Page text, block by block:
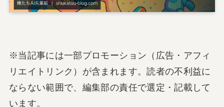
※当記事には一部プロモーション（広告・アフィ
リエイトリンク）が含まれます。読者の不利益に
ならない範囲で、編集部の責任で選定・記載して
います。